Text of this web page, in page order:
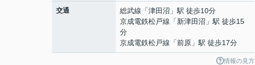
交通 総武線 「津田沼 」駅 徒歩10分
京成電鉄松戸線 「新津田沼 」駅 徒歩15
分
京成電鉄松戸線 「前原 」駅 徒歩17分
情報の見方